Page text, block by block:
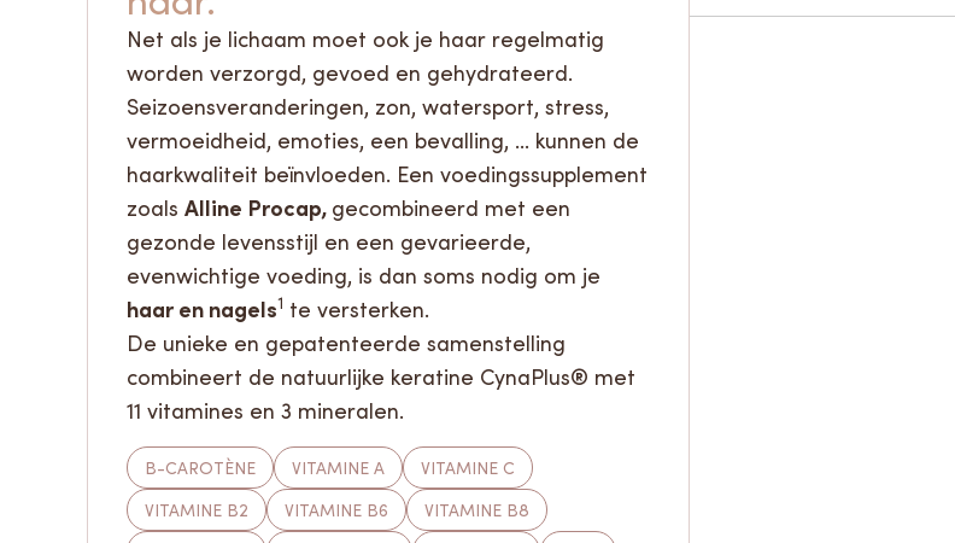
Net als je lichaam moet ook je haar regelmatig
worden verzorgd, gevoed en gehydrateerd.
Seizoensveranderingen, zon, watersport, stress,
vermoeidheid, emoties, een bevalling, ... kunnen de
haarkwaliteit beïnvloeden. Een voedingssupplement
zoals Alline Procap, gecombineerd met een
gezonde levensstijl en een gevarieerde,
evenwichtige voeding, is dan soms nodig om je
haar en nagels1 te versterken.
De unieke en gepatenteerde samenstelling
combineert de natuurlijke keratine CynaPlus® met
11 vitamines en 3 mineralen.
B-CAROTÈNE VITAMINE A
VITAMINE C
VITAMINE B2
VITAMINE B6
VITAMINE B8